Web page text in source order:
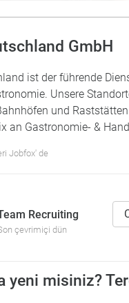
GmbH
ist der führende
Unsere
und
an Gastronomie- &
Jobfox' de
Recruiting
çevrimiçi dün
yeni misiniz?